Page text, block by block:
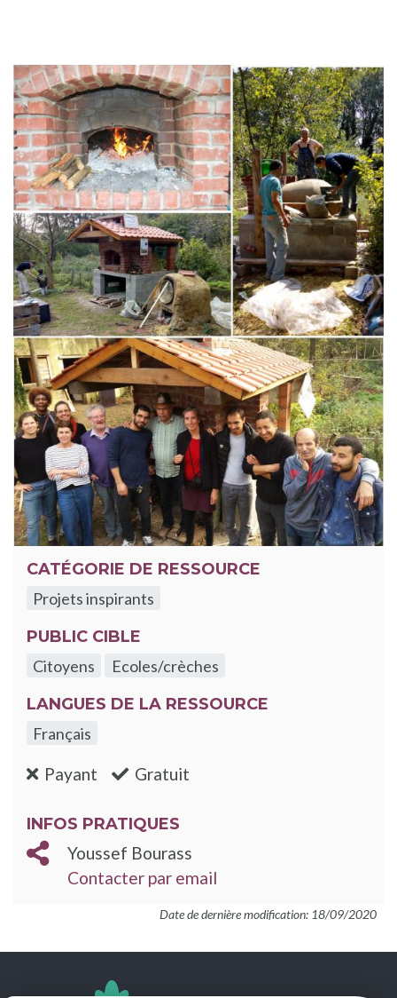
CATÉGORIE DE RESSOURCE
Projets inspirants
PUBLIC CIBLE
Citoyens
Ecoles/crèches
LANGUES DE LA RESSOURCE
Français
Payant :non Gratuit
INFOS PRATIQUES
Youssef Bourass
Contacter par email
Date de dernière modification: 18/09/2020